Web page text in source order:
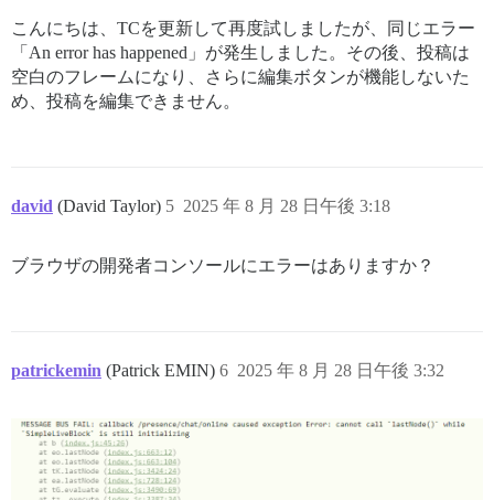
こんにちは、TCを更新して再度試しましたが、同じエラー
「An error has happened」が発生しました。その後、投稿は
空白のフレームになり、さらに編集ボタンが機能しないた
め、投稿を編集できません。
david (David Taylor) 2025 年 8 月 28 日午後 3:18
5
ブラウザの開発者コンソールにエラーはありますか？
patrickemin (Patrick EMIN) 2025 年 8 月 28 日午後 3:32
6